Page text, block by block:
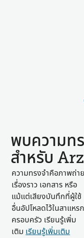
พบความท
สำหรับ
ความทรงจำคือภาพถ่าย
เรื่องราว เอกสาร หรือ
แม้แต่เสียงบันทึกที่ผู้ใช้
อื่นอัปโหลดไว้ในสาแหรก
ครอบครัว เรียนรู้เพิ่ม
เติม เรียนรู้เพิ่มเติม